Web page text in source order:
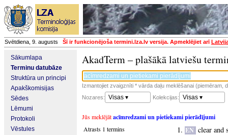
Svētdiena, 9. augusts Šī ir funkcionējoša termini.lza.lv versija. Apmeklējiet arī
Sākumlapa
Terminu datubāze
Struktūra un principi
Apakškomisijas
Sēdes
Lēmumi
Protokoli
Vēstules
AkadTerm – plašākā latviešu
Izmantojiet zvaigznīti * vārda daļu meklēšanai (piemēram,
Nozares:
Visas ▾ Kolekcijas: Visas ▾
Jūs meklējātacīmredzami un pietiekami pierādījumi
Atrasts 1 termins
EN clear and